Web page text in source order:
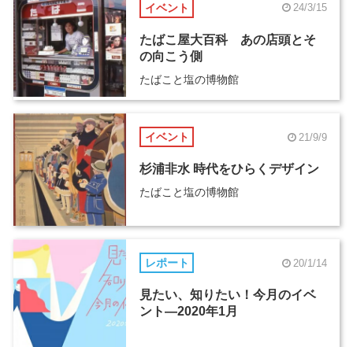
イベント 24/3/15
たばこ屋大百科 あの店頭とそ
の向こう側
たばこと塩の博物館
イベント 21/9/9
杉浦非水 時代をひらくデザイン
たばこと塩の博物館
レポート 20/1/14
見たい、知りたい！今月のイベ
ント―2020年1月